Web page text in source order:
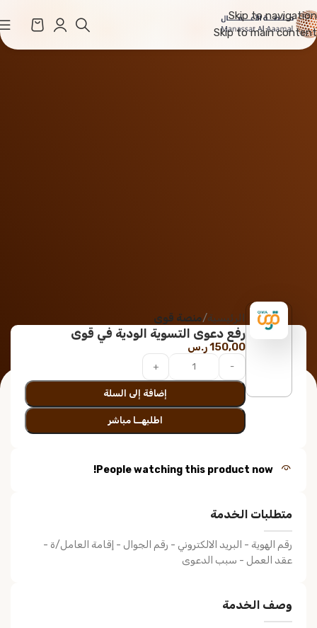
Skip to navigation
Skip to main content
الرئيسية منصة قوى
رفع دعوى التسوية الودية في قوى
150,00ر.س
إضافة إلى السلة
اطلبهــا مباشر
People watching this product now!
متطلبات الخدمة
رقم الهوية - البريد الالكتروني - رقم الجوال - إقامة العامل/ة -
عقد العمل - سبب الدعوى
وصف الخدمة